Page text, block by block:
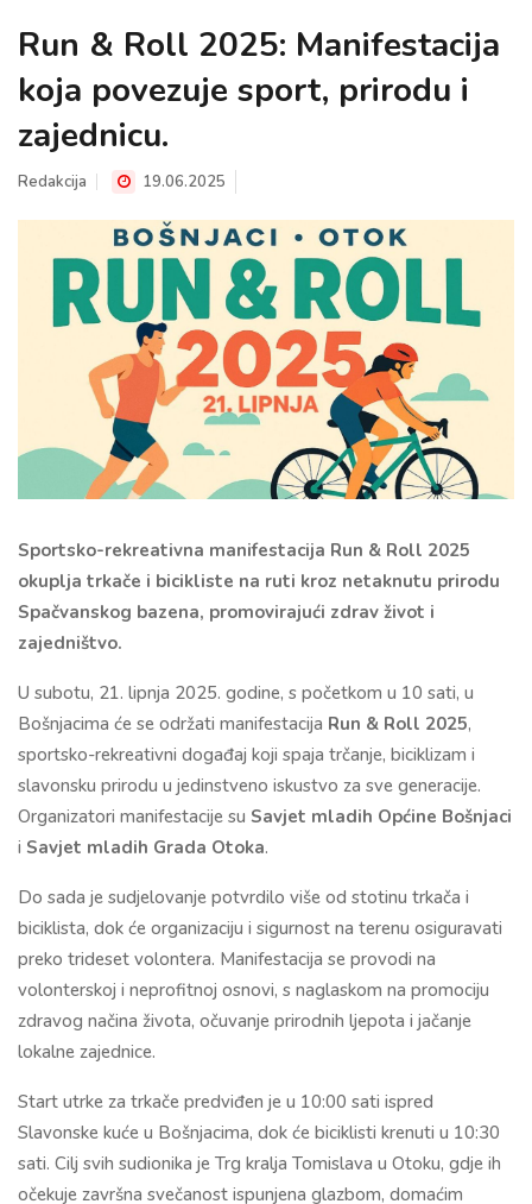
Run & Roll 2025: Manifestacija
koja povezuje sport, prirodu i
zajednicu.
Redakcija 19.06.2025
Sportsko-rekreativna manifestacija Run & Roll 2025
okuplja trkače i bicikliste na ruti kroz netaknutu prirodu
Spačvanskog bazena, promovirajući zdrav život i
zajedništvo.
U subotu, 21. lipnja 2025. godine, s početkom u 10 sati, u
Bošnjacima će se održati manifestacija Run & Roll 2025,
sportsko-rekreativni događaj koji spaja trčanje, biciklizam i
slavonsku prirodu u jedinstveno iskustvo za sve generacije.
Organizatori manifestacije su Savjet mladih Općine Bošnjaci
i Savjet mladih Grada Otoka.
Do sada je sudjelovanje potvrdilo više od stotinu trkača i
biciklista, dok će organizaciju i sigurnost na terenu osiguravati
preko trideset volontera. Manifestacija se provodi na
volonterskoj i neprofitnoj osnovi, s naglaskom na promociju
zdravog načina života, očuvanje prirodnih ljepota i jačanje
lokalne zajednice.
Start utrke za trkače predviđen je u 10:00 sati ispred
Slavonske kuće u Bošnjacima, dok će biciklisti krenuti u 10:30
sati. Cilj svih sudionika je Trg kralja Tomislava u Otoku, gdje ih
očekuje završna svečanost ispunjena glazbom, domaćim